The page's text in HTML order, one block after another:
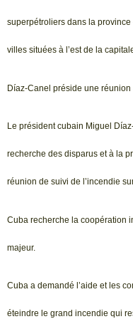
superpétroliers dans la
villes situées à l’est de la
Díaz-Canel préside une réunion
Le président cubain Miguel
recherche des disparus et à la
réunion de suivi de l’incendie
Cuba recherche la coopération
majeur.
Cuba a demandé l’aide et les
éteindre le grand incendie qui